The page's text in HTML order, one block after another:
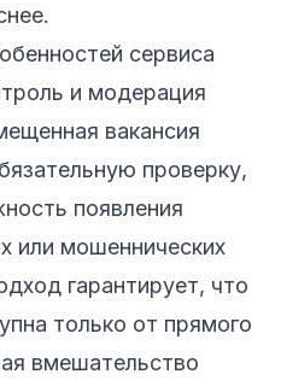
сервиса
и модерация
вакансия
проверку,
появления
или мошеннических
гарантирует, что
только от прямого
вмешательство